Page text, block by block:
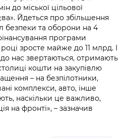
організації
адміністрація
Захисниць
Київ Цифровий
стану
стану
до міської цільової
Йдеться про збільшення
безпеки та оборони на 4
програми
зросте майже до 11 млрд. І
до нас звертаються, отримають
кошти на закупівлю
– на безпілотники,
комплекси, авто, інше
наскільки це важливо,
на фронті», – зазначив